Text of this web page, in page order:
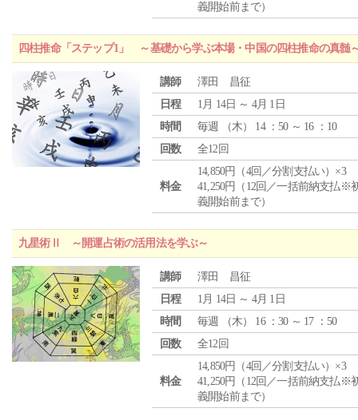
義開始前まで）
四柱推命「ステップ1」 ～基礎から学ぶ本場・中国の四柱推命の真髄
講師
澤田 昌征
日程
1月 14日 ～ 4月 1日
時間
毎週 （木） 14 ：50 ～ 16 ：10
回数
全12回
料金
14,850円（4回／分割支払い）×3
41,250円（12回／一括前納支払※
義開始前まで）
九星術Ⅱ ～開運占術の活用法を学ぶ～
講師
澤田 昌征
日程
1月 14日 ～ 4月 1日
時間
毎週 （木） 16 ：30 ～ 17 ：50
回数
全12回
料金
14,850円（4回／分割支払い）×3
41,250円（12回／一括前納支払※
義開始前まで）